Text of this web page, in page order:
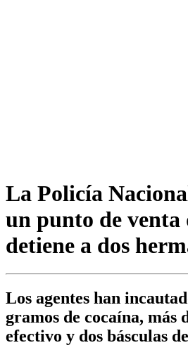
La Policía
un punto de venta
detiene a dos
Los agentes han
gramos de cocaína, más
efectivo y dos básculas